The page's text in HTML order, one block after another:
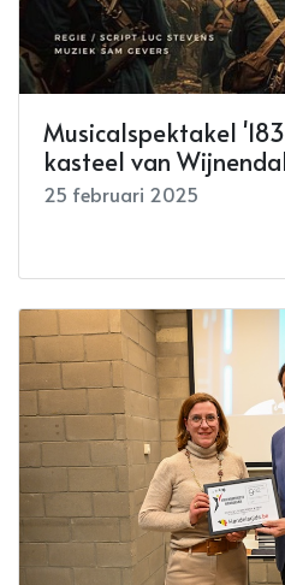
Musicalspektakel
kasteel van
25 februari 2025